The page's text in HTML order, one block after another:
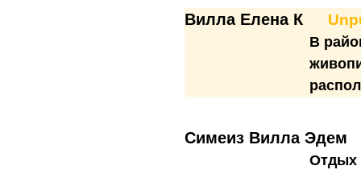
Вилла Елена К
В
Симеиз Вилла Эдем
Отдых